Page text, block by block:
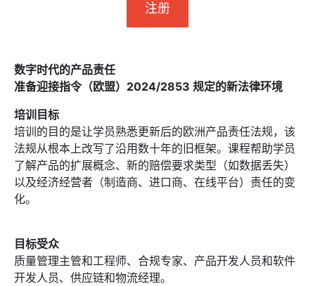
注册
数字时代的产品责任
准备迎接指令（欧盟）2024/2853 规定的新法律环境
培训目标
培训的目的是让学员熟悉更新后的欧洲产品责任法规，该
法规从根本上改写了沿用数十年的旧框架。课程帮助学员
了解产品的扩展概念、新的赔偿要求类型（如数据丢失）
以及经济经营者（制造商、进口商、在线平台）责任的变
化。
目标受众
质量管理主管和工程师、合规专家、产品开发人员和软件
开发人员、供应链和物流经理。